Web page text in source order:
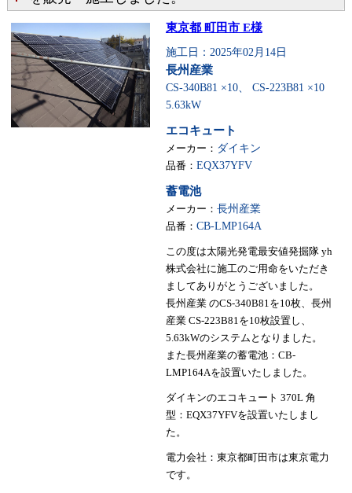
東京都 町田市 E様
施工日：2025年02月14日
長州産業
CS-340B81 ×10、 CS-223B81 ×10
5.63kW
エコキュート
メーカー： ダイキン
品番： EQX37YFV
蓄電池
メーカー： 長州産業
品番： CB-LMP164A
この度は太陽光発電最安値発掘隊 yh
株式会社に施工のご用命をいただき
ましてありがとうございました。
長州産業 のCS-340B81を10枚、長州
産業 CS-223B81を10枚設置し、
5.63kWのシステムとなりました。
また長州産業の蓄電池：CB-
LMP164Aを設置いたしました。
ダイキンのエコキュート 370L 角
型：EQX37YFVを設置いたしまし
た。
電力会社：東京都町田市は東京電力
です。